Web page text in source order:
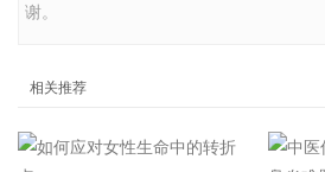
谢。
相关推荐